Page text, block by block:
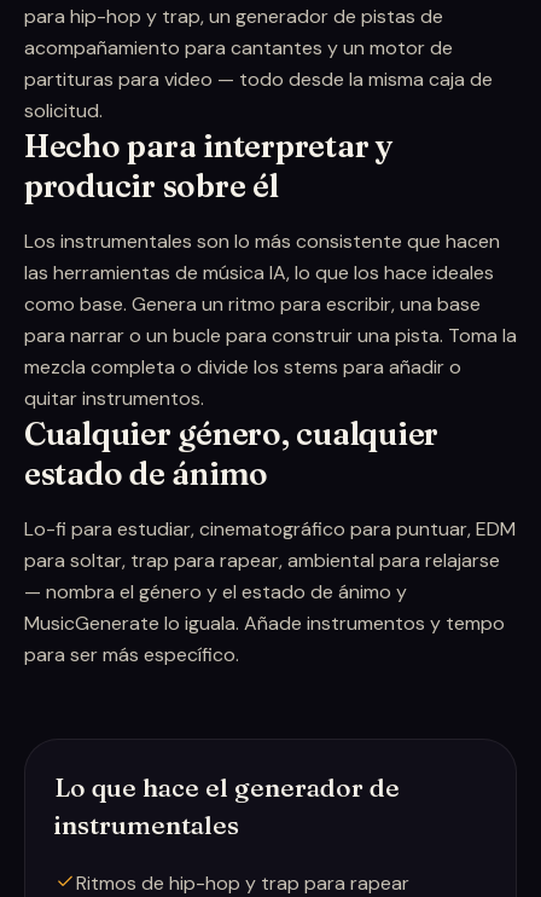
para hip-hop y trap, un generador de pistas de
acompañamiento para cantantes y un motor de
partituras para video — todo desde la misma caja de
solicitud.
Hecho para interpretar y
producir sobre él
Los instrumentales son lo más consistente que hacen
las herramientas de música IA, lo que los hace ideales
como base. Genera un ritmo para escribir, una base
para narrar o un bucle para construir una pista. Toma la
mezcla completa o divide los stems para añadir o
quitar instrumentos.
Cualquier género, cualquier
estado de ánimo
Lo-fi para estudiar, cinematográfico para puntuar, EDM
para soltar, trap para rapear, ambiental para relajarse
— nombra el género y el estado de ánimo y
MusicGenerate lo iguala. Añade instrumentos y tempo
para ser más específico.
Lo que hace el generador de
instrumentales
Ritmos de hip-hop y trap para rapear